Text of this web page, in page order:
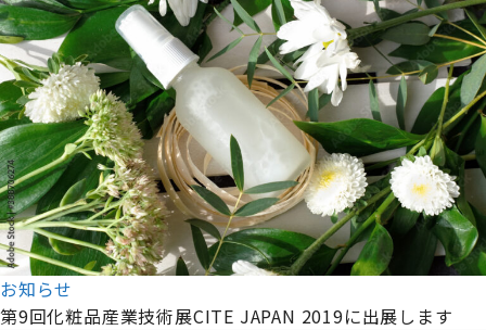
お知らせ
第9回化粧品産業技術展CITE JAPAN 2019に出展します